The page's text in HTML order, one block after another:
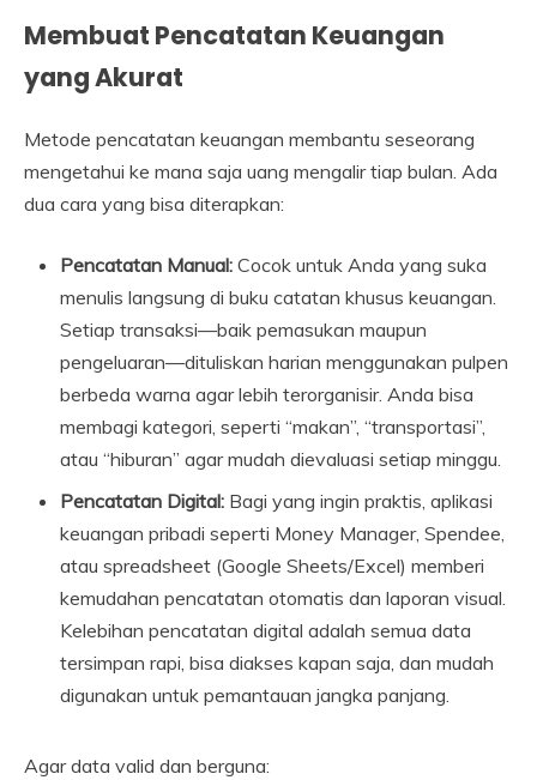
Membuat Pencatatan Keuangan
yang Akurat
Metode pencatatan keuangan membantu seseorang
mengetahui ke mana saja uang mengalir tiap bulan. Ada
dua cara yang bisa diterapkan:
Pencatatan Manual: Cocok untuk Anda yang suka
menulis langsung di buku catatan khusus keuangan.
Setiap transaksi—baik pemasukan maupun
pengeluaran—dituliskan harian menggunakan pulpen
berbeda warna agar lebih terorganisir. Anda bisa
membagi kategori, seperti “makan”, “transportasi”,
atau “hiburan” agar mudah dievaluasi setiap minggu.
Pencatatan Digital: Bagi yang ingin praktis, aplikasi
keuangan pribadi seperti Money Manager, Spendee,
atau spreadsheet (Google Sheets/Excel) memberi
kemudahan pencatatan otomatis dan laporan visual.
Kelebihan pencatatan digital adalah semua data
tersimpan rapi, bisa diakses kapan saja, dan mudah
digunakan untuk pemantauan jangka panjang.
Agar data valid dan berguna: